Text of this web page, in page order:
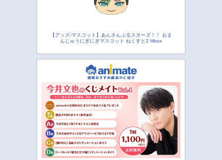
【グッズ-マスコット】あんさんぶるスターズ！！ おま
んじゅうにぎにぎマスコット ねくすと2 Hbox